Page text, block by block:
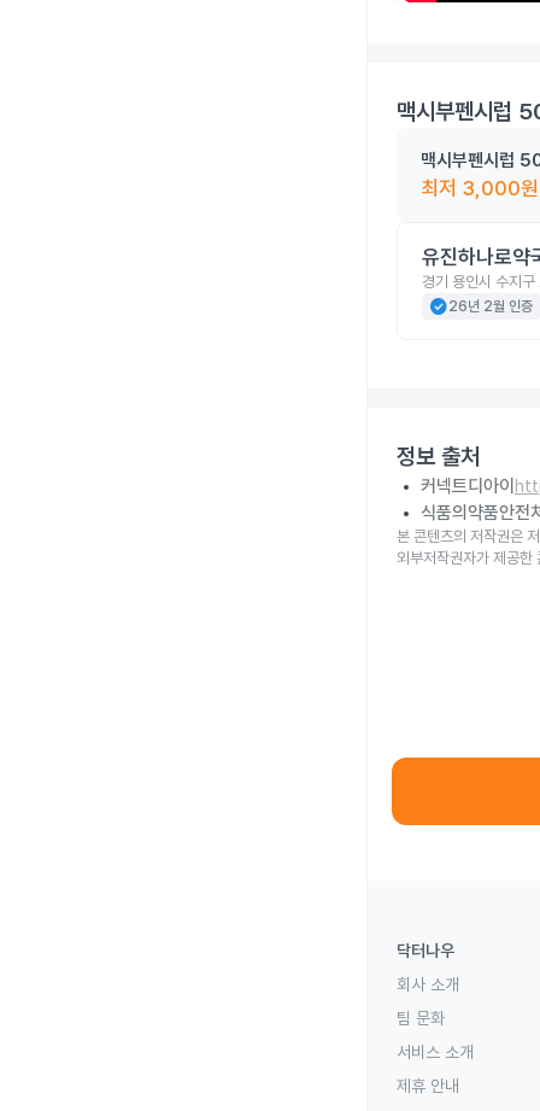
맥시부펜시럽
맥시부펜시럽
최저 3,000원
유진하나로약
경기 용인시 수지
check_circle26년 2월 인증
정보 출처
커넥트디아이
식품의약품안전
본 콘텐츠의 저작권은
외부저작권자가 제공한
닥터나우
회사 소개
팀 문화
서비스 소개
제휴 안내